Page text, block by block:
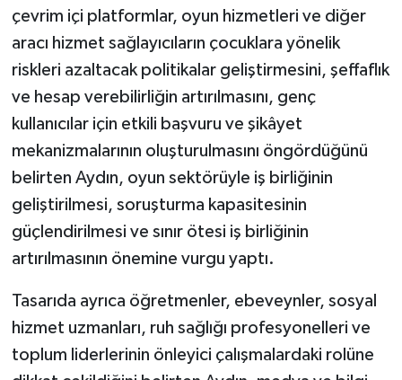
çevrim içi platformlar, oyun hizmetleri ve diğer
aracı hizmet sağlayıcıların çocuklara yönelik
riskleri azaltacak politikalar geliştirmesini, şeffaflık
ve hesap verebilirliğin artırılmasını, genç
kullanıcılar için etkili başvuru ve şikâyet
mekanizmalarının oluşturulmasını öngördüğünü
belirten Aydın, oyun sektörüyle iş birliğinin
geliştirilmesi, soruşturma kapasitesinin
güçlendirilmesi ve sınır ötesi iş birliğinin
artırılmasının önemine vurgu yaptı.
Tasarıda ayrıca öğretmenler, ebeveynler, sosyal
hizmet uzmanları, ruh sağlığı profesyonelleri ve
toplum liderlerinin önleyici çalışmalardaki rolüne